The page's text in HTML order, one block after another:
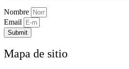
Nombre
Email
Submit
Mapa de sitio